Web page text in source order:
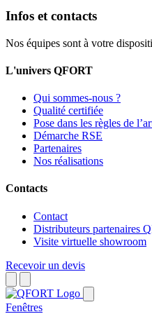
Infos et contacts
Nos équipes sont à votre
L'univers QFORT
Qui sommes-nous ?
Qualité certifiée
Pose dans les règles de
Démarche RSE
Partenaires
Nos réalisations
Contacts
Contact
Distributeurs partenaires
Visite virtuelle showroom
Recevoir un devis
Fenêtres